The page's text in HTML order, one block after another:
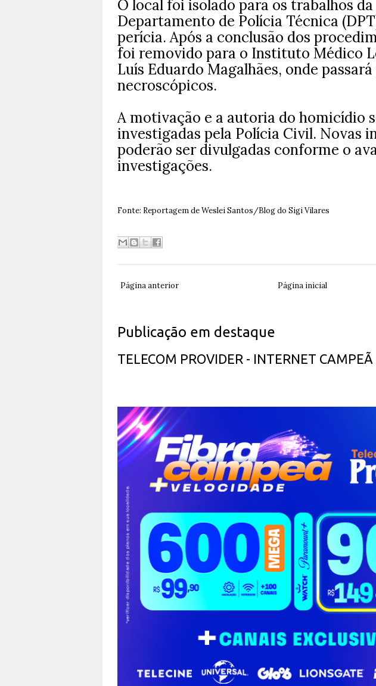
O local foi isolado para os trabalhos
Departamento de Polícia Técnica
perícia. Após a conclusão dos
foi removido para o Instituto Médico
Luís Eduardo Magalhães, onde
necroscópicos.
A motivação e a autoria do homicídio
investigadas pela Polícia Civil. Novas
poderão ser divulgadas conforme o
investigações.
Fonte: Reportagem de Weslei Santos/Blog do Sigi Vilares
Página anterior Página inicial
Publicação em destaque
TELECOM PROVIDER - INTERNET CAMPEÃ